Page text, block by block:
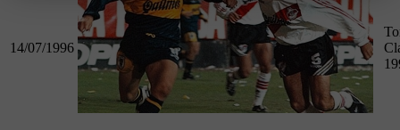
14/07/1996